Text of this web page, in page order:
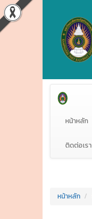
หน้าหลัก
ติดต่อเรา
หน้าหลัก